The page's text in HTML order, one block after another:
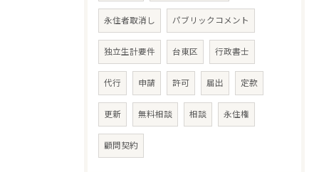
永住者取消し パブリックコメント
独立生計要件 台東区 行政書士
代行 申請 許可 届出 定款
更新 無料相談 相談 永住権
顧問契約